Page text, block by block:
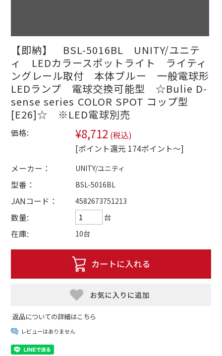
【即納】 BSL-5016BL UNITY/ユニテ
ィ LEDカラースポットライト ライティ
ングレール取付 本体ブルー 一般電球形
LEDランプ 電球交換可能型 ☆Bulie D-
sense series COLOR SPOT コップ型
[E26]☆ ※LED電球別売
価格: ¥8,712 (税込)
[ポイント還元 174ポイント～]
メーカー：
UNITY/ユニティ
型番： BSL-5016BL
JANコード： 4582673751213
数量: 台
在庫: 10台
返品についての詳細はこちら
レビューはありません